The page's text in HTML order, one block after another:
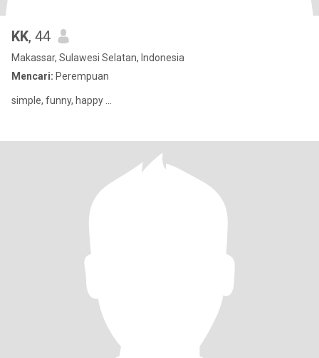
KK, 44
Makassar, Sulawesi Selatan, Indonesia
Mencari: Perempuan
simple, funny, happy ...